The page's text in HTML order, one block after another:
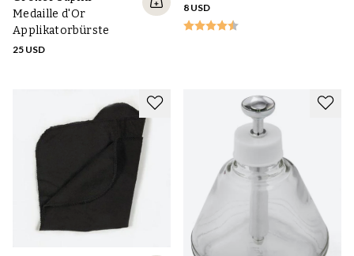
Medaille d'Or
Applikatorbürste
25 USD
8 USD